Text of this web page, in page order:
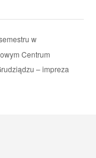
w
Centrum
– impreza